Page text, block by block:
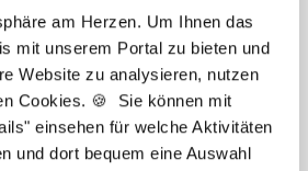
am Herzen. Um Ihnen das
mit unserem Portal zu bieten und
Website zu analysieren, nutzen
Cookies. 🍪 Sie können mit
einsehen für welche Aktivitäten
und dort bequem eine Auswahl
Assistent (PTA) (m/w/d)
ab sofort in Tübingen